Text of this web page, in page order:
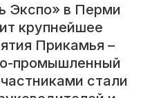
Экспо» в Перми
крупнейшее
Прикамья –
промышленный
стали